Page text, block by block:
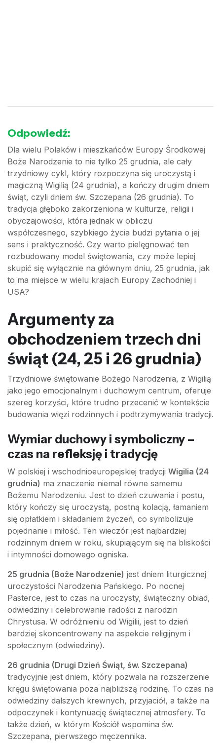
Odpowiedź:
Dla wielu Polaków i mieszkańców Europy Środkowej
Boże Narodzenie to nie tylko 25 grudnia, ale cały
trzydniowy cykl, który rozpoczyna się uroczystą i
magiczną Wigilią (24 grudnia), a kończy drugim dniem
świąt, czyli dniem św. Szczepana (26 grudnia). To
tradycja głęboko zakorzeniona w kulturze, religii i
obyczajowości, która jednak w obliczu
współczesnego, szybkiego życia budzi pytania o jej
sens i praktyczność. Czy warto pielęgnować ten
rozbudowany model świętowania, czy może lepiej
skupić się wyłącznie na głównym dniu, 25 grudnia, jak
to ma miejsce w wielu krajach Europy Zachodniej i
USA?
Argumenty za
obchodzeniem trzech dni
świąt (24, 25 i 26 grudnia)
Trzydniowe świętowanie Bożego Narodzenia, z Wigilią
jako jego emocjonalnym i duchowym centrum, oferuje
szereg korzyści, które trudno przecenić w kontekście
budowania więzi rodzinnych i podtrzymywania tradycji.
Wymiar duchowy i symboliczny –
czas na refleksję i tradycję
W polskiej i wschodnioeuropejskiej tradycji Wigilia (24
grudnia) ma znaczenie niemal równe samemu
Bożemu Narodzeniu. Jest to dzień czuwania i postu,
który kończy się uroczystą, postną kolacją, łamaniem
się opłatkiem i składaniem życzeń, co symbolizuje
pojednanie i miłość. Ten wieczór jest najbardziej
rodzinnym dniem w roku, skupiającym się na bliskości
i intymności domowego ogniska.
25 grudnia (Boże Narodzenie) jest dniem liturgicznej
uroczystości Narodzenia Pańskiego. Po nocnej
Pasterce, jest to czas na uroczysty, świąteczny obiad,
odwiedziny i celebrowanie radości z narodzin
Chrystusa. W odróżnieniu od Wigilii, jest to dzień
bardziej skoncentrowany na aspekcie religijnym i
społecznym (odwiedziny).
26 grudnia (Drugi Dzień Świąt, św. Szczepana)
tradycyjnie jest dniem, który pozwala na rozszerzenie
kręgu świętowania poza najbliższą rodzinę. To czas na
odwiedziny dalszych krewnych, przyjaciół, a także na
odpoczynek i kontynuację świątecznej atmosfery. To
także dzień, w którym Kościół wspomina św.
Szczepana, pierwszego męczennika.